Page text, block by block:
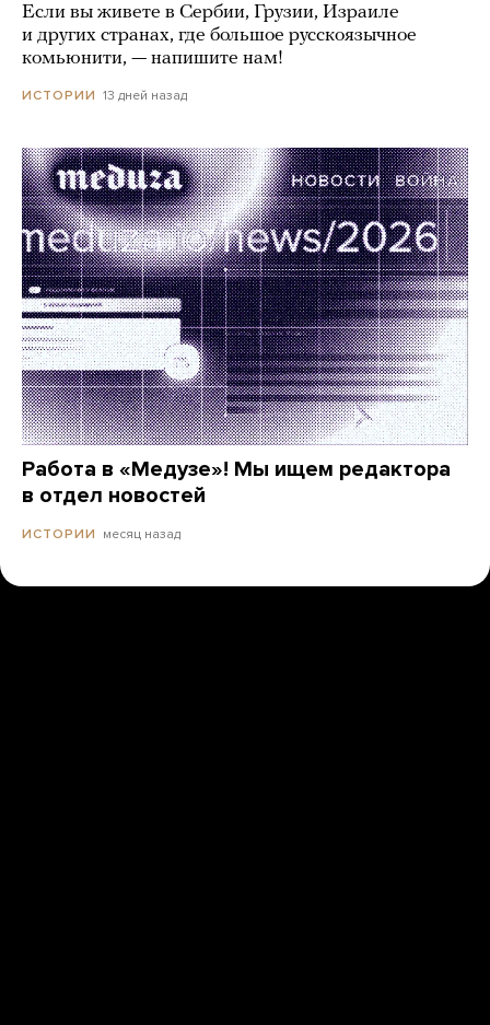
Если вы живете в Сербии, Грузии, Израиле
и других странах, где большое русскоязычное
комьюнити, — напишите нам!
ИСТОРИИ 13 дней назад
Работа в «Медузе»! Мы ищем редактора
в отдел новостей
ИСТОРИИ месяц назад